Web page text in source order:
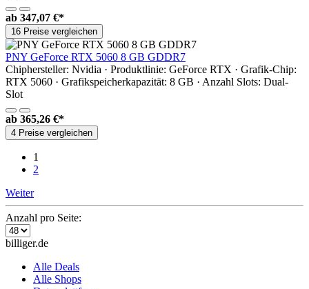
ab 347,07 €*
16 Preise vergleichen
PNY GeForce RTX 5060 8 GB GDDR7
Chiphersteller: Nvidia · Produktlinie: GeForce RTX · Grafik-Chip:
RTX 5060 · Grafikspeicherkapazität: 8 GB · Anzahl Slots: Dual-
Slot
ab 365,26 €*
4 Preise vergleichen
1
2
Weiter
Anzahl pro Seite:
billiger.de
Alle Deals
Alle Shops